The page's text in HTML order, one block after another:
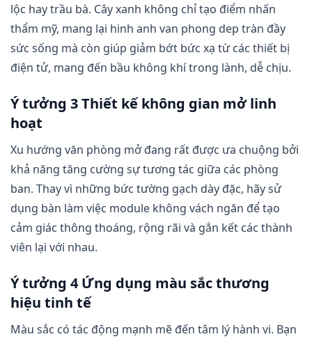
lộc hay trầu bà. Cây xanh không chỉ tạo điểm nhấn
thẩm mỹ, mang lại hinh anh van phong dep tràn đầy
sức sống mà còn giúp giảm bớt bức xạ từ các thiết bị
điện tử, mang đến bầu không khí trong lành, dễ chịu.
Ý tưởng 3 Thiết kế không gian mở linh
hoạt
Xu hướng văn phòng mở đang rất được ưa chuộng bởi
khả năng tăng cường sự tương tác giữa các phòng
ban. Thay vì những bức tường gạch dày đặc, hãy sử
dụng bàn làm việc module không vách ngăn để tạo
cảm giác thông thoáng, rộng rãi và gắn kết các thành
viên lại với nhau.
Ý tưởng 4 Ứng dụng màu sắc thương
hiệu tinh tế
Màu sắc có tác động mạnh mẽ đến tâm lý hành vi. Bạn